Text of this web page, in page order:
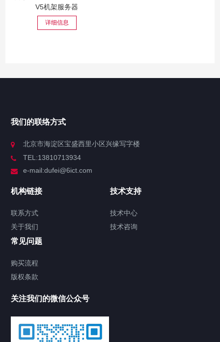
V5机架服务器
详细信息
我们的联络方式
北京市海淀区宝盛西里小区兴缘写字楼
TEL:13810713934
e-mail:dufei@6ict.com
机构链接
联系方式
关于我们
技术支持
技术中心
技术咨询
常见问题
购买流程
版权条款
关注我们的微信公众号